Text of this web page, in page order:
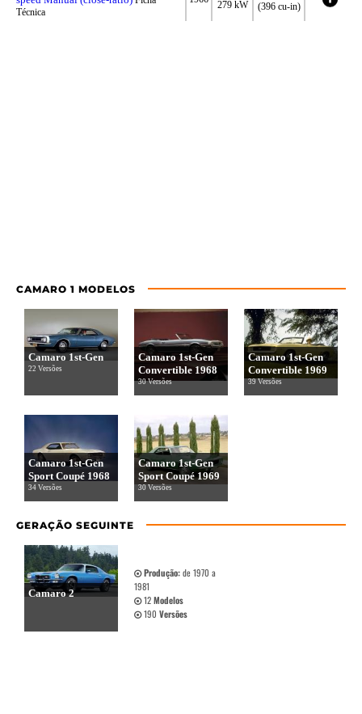
Técnica
279 kW
(396 cu-in)
CAMARO 1 MODELOS
Camaro 1st-Gen
22 Versões
Camaro 1st-Gen
Convertible 1968
30 Versões
Camaro 1st-Gen
Convertible 1969
39 Versões
Camaro 1st-Gen
Sport Coupé 1968
34 Versões
Camaro 1st-Gen
Sport Coupé 1969
30 Versões
GERAÇÃO SEGUINTE
Camaro 2
Produção:de 1970 a
1981
12Modelos
190 Versões